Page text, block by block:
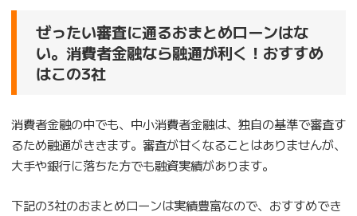
ぜったい審査に通るおまとめローンはな
い。消費者金融なら融通が利く！おすすめ
はこの3社
消費者金融の中でも、中小消費者金融は、独自の基準で審査す
るため融通がききます。審査が甘くなることはありませんが、
大手や銀行に落ちた方でも融資実績があります。
下記の3社のおまとめローンは実績豊富なので、おすすめでき